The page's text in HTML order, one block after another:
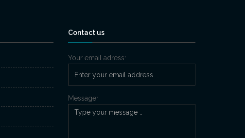
Contact us
Your email adress*
Message*